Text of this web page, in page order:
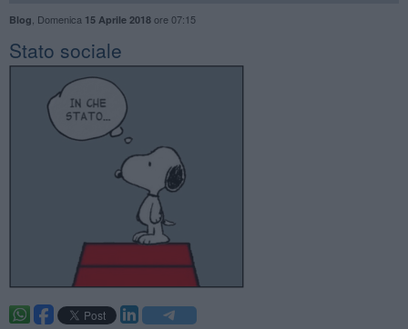
Blog Domenica 15 Aprile 2018ore 07:15
Stato sociale